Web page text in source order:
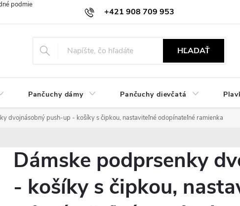
+421 908 709 953
objednavky@ibielizen.sk
podmienky
HĽADAŤ
Pančuchy dámy Pančuchy dievčatá
dvojnásobný push-up - košíky s čipkou, nastaviteľné odopínateľné ramienka
Dámske podprsenky
- košíky s čipkou,